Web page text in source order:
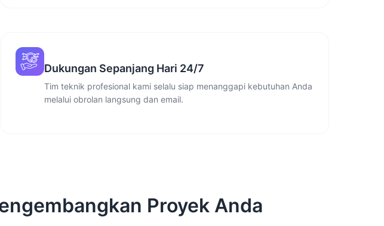
Dukungan Sepanjang Hari 24/7
Tim teknik profesional kami selalu siap menanggapi kebutuhan Anda
melalui obrolan langsung dan email.
Proyek Anda